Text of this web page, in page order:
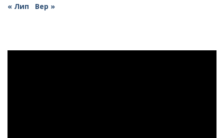
« Лип Вер »